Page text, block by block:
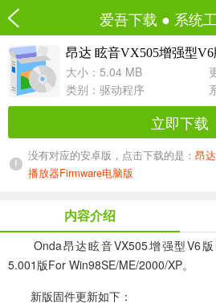
爱吾下载 ● 系统
昂达 眩音VX505增强型V6
5.001
大小：5.04 MB
类别： 驱动程序
立即下载
没有对应的安卓版，点击下载的是： 昂
播放器Firmware电脑版
内容介绍
Onda昂达眩音VX505增强型V6版
5.001版For Win98SE/ME/2000/XP。
新版固件更新如下：